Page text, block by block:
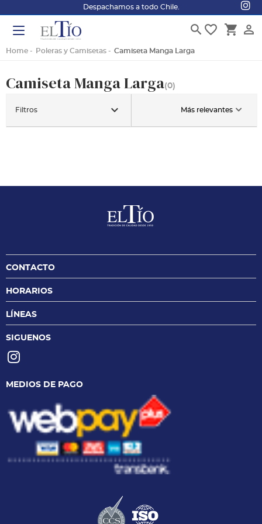
Despachamos a todo Chile.
person_outline
shopping_cart
favorite_border
search
Home Poleras y Camisetas Camiseta Manga Larga
Camiseta Manga Larga(0)
Más relevantes
Filtros keyboard_arrow_down
CONTACTO
HORARIOS
LÍNEAS
SIGUENOS
MEDIOS DE PAGO